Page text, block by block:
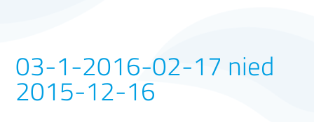
03-1-2016-02-17 nied
2015-12-16